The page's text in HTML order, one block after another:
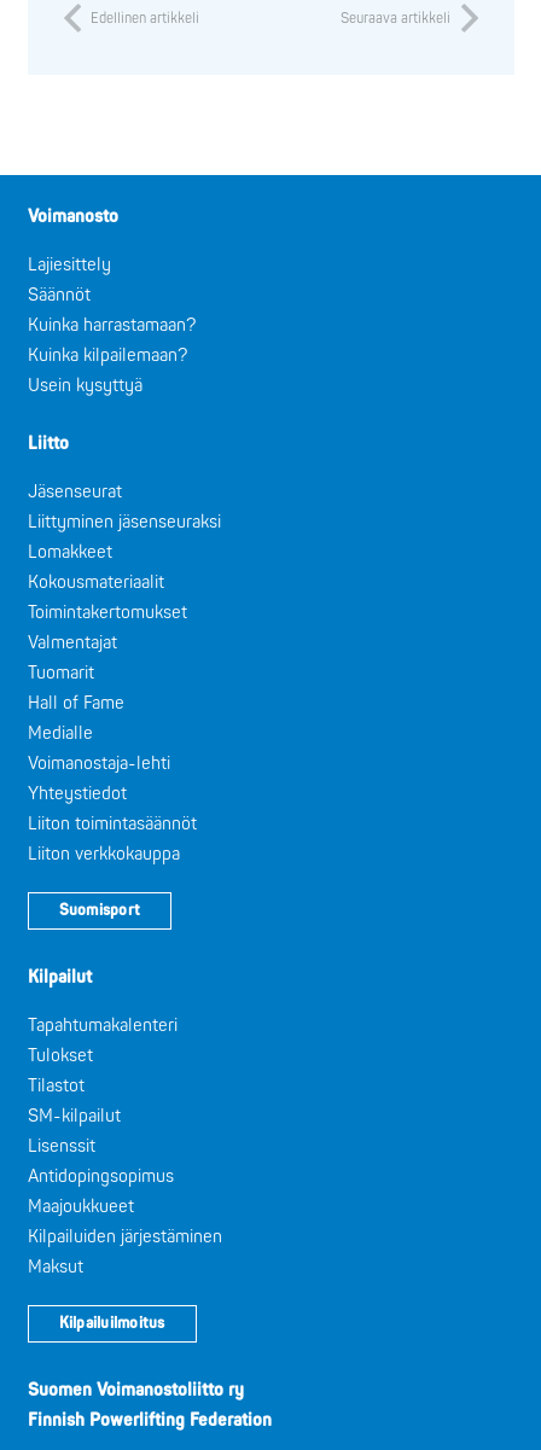
Edellinen artikkeli Seuraava artikkeli
Voimanosto
Lajiesittely
Säännöt
Kuinka harrastamaan?
Kuinka kilpailemaan?
Usein kysyttyä
Liitto
Jäsenseurat
Liittyminen jäsenseuraksi
Lomakkeet
Kokousmateriaalit
Toimintakertomukset
Valmentajat
Tuomarit
Hall of Fame
Medialle
Voimanostaja-lehti
Yhteystiedot
Liiton toimintasäännöt
Liiton verkkokauppa
Suomisport
Kilpailut
Tapahtumakalenteri
Tulokset
Tilastot
SM-kilpailut
Lisenssit
Antidopingsopimus
Maajoukkueet
Kilpailuiden järjestäminen
Maksut
Kilpailuilmoitus
Suomen Voimanostoliitto ry
Finnish Powerlifting Federation